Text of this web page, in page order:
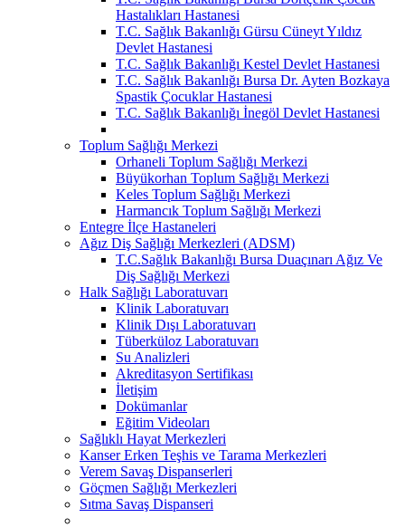
Hastalıkları Hastanesi
T.C. Sağlık Bakanlığı Gürsu Cüneyt Yıldız
Devlet Hastanesi
T.C. Sağlık Bakanlığı Kestel Devlet Hastanesi
T.C. Sağlık Bakanlığı Bursa Dr. Ayten Bozkaya
Spastik Çocuklar Hastanesi
T.C. Sağlık Bakanlığı İnegöl Devlet Hastanesi
Toplum Sağlığı Merkezi
Orhaneli Toplum Sağlığı Merkezi
Büyükorhan Toplum Sağlığı Merkezi
Keles Toplum Sağlığı Merkezi
Harmancık Toplum Sağlığı Merkezi
Entegre İlçe Hastaneleri
Ağız Diş Sağlığı Merkezleri (ADSM)
T.C.Sağlık Bakanlığı Bursa Duaçınarı Ağız Ve
Diş Sağlığı Merkezi
Halk Sağlığı Laboratuvarı
Klinik Laboratuvarı
Klinik Dışı Laboratuvarı
Tüberküloz Laboratuvarı
Su Analizleri
Akreditasyon Sertifikası
İletişim
Dokümanlar
Eğitim Videoları
Sağlıklı Hayat Merkezleri
Kanser Erken Teşhis ve Tarama Merkezleri
Verem Savaş Dispanserleri
Göçmen Sağlığı Merkezleri
Sıtma Savaş Dispanseri